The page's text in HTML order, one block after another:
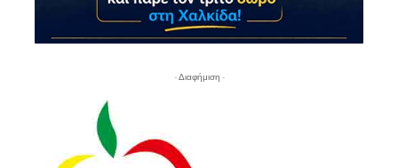
- Διαφήμιση -